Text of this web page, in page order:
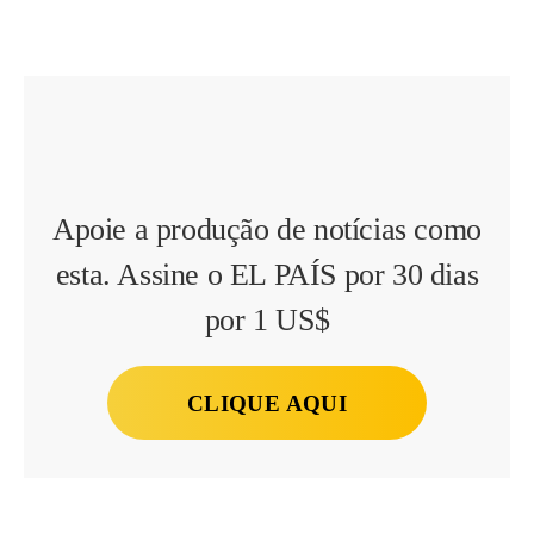
Apoie a produção de notícias como
esta. Assine o EL PAÍS por 30 dias
por 1 US$
CLIQUE AQUI